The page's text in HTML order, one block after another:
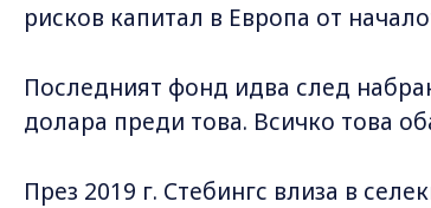
рисков капитал в Европа от
Последният фонд идва след
долара преди това. Всичко това
През 2019 г. Стебингс влиза в